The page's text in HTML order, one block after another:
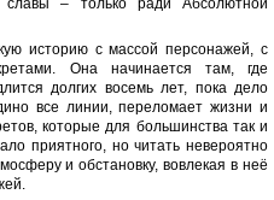
историю с массой персонажей, с
Она начинается там, где
долгих восемь лет, пока дело
все линии, переломает жизни и
которые для большинства так и
приятного, но читать невероятно
и обстановку, вовлекая в неё